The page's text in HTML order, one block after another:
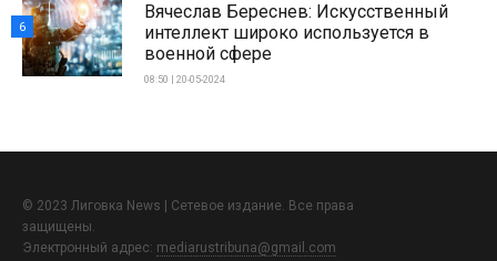
Вячеслав Береснев: Искусственный
интеллект широко используется в
военной сфере
08:50 | 20-05-2024
6
© 2023 Лиговка News | Сетевое издание. Все права
защищены.
Электронный адрес: mediarustribuna@gmail.com